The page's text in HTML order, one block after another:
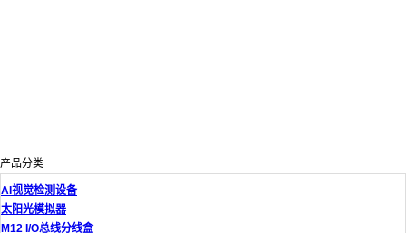
产品分类
AI视觉检测设备
太阳光模拟器
M12 I/O总线分线盒